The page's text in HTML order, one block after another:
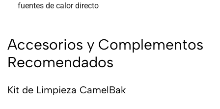
fuentes de calor directo
Accesorios y Complementos
Recomendados
Kit de Limpieza CamelBak